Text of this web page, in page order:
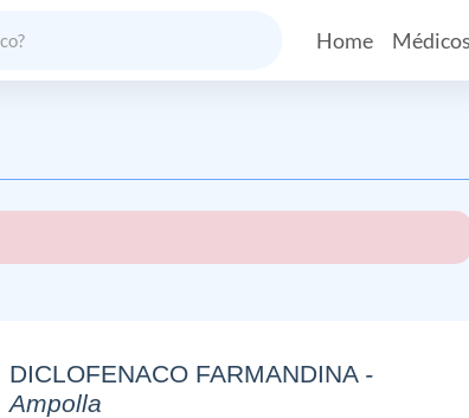
Home Médicos
DICLOFENACO FARMANDINA -
Ampolla